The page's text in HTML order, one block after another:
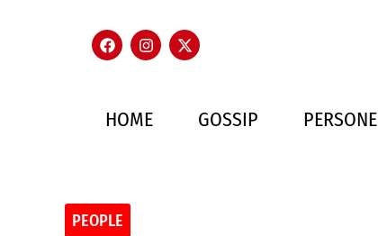
HOME GOSSIP PERSONE
PEOPLE